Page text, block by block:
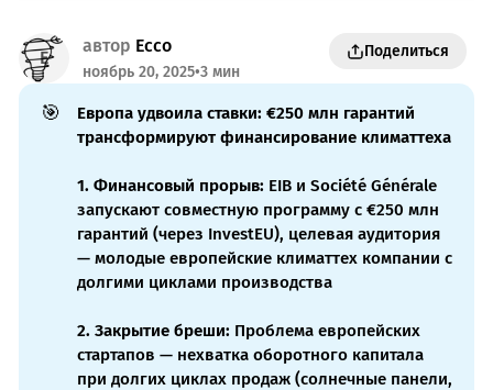
автор Ecco
ноябрь 20, 2025•3 мин
Поделиться
🎯
Европа удвоила ставки: €250 млн гарантий
трансформируют финансирование климаттеха
1. Финансовый прорыв: EIB и Société Générale
запускают совместную программу с €250 млн
гарантий (через InvestEU), целевая аудитория
— молодые европейские климаттех компании с
долгими циклами производства
2. Закрытие бреши: Проблема европейских
стартапов — нехватка оборотного капитала
при долгих циклах продаж (солнечные панели,